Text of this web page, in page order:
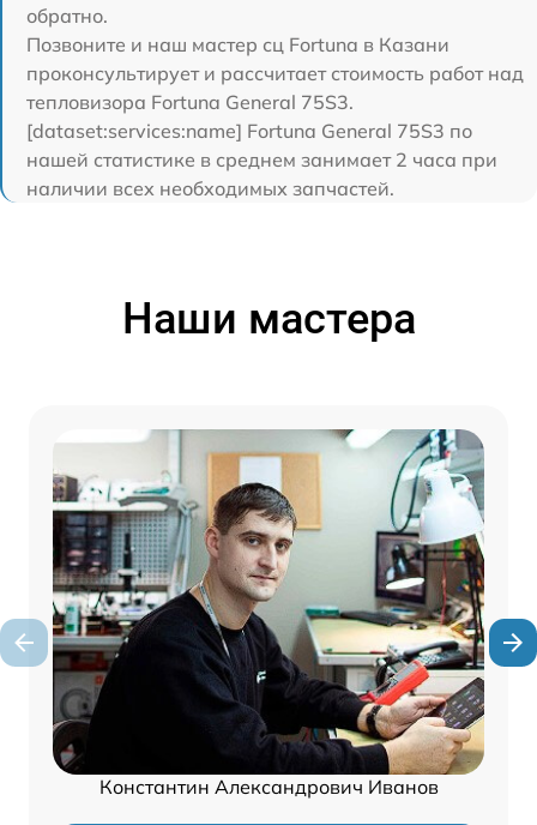
обратно.
Позвоните и наш мастер сц Fortuna в Казани
проконсультирует и рассчитает стоимость работ над
тепловизора Fortuna General 75S3.
[dataset:services:name] Fortuna General 75S3 по
нашей статистике в среднем занимает 2 часа при
наличии всех необходимых запчастей.
Наши мастера
Константин Александрович Иванов